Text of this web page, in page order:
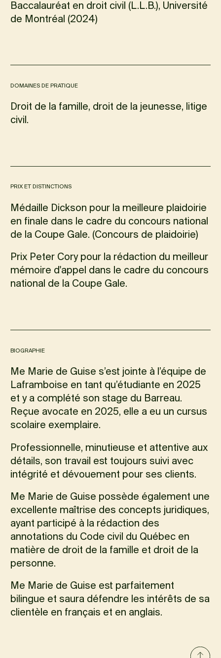
Baccalauréat en droit civil (L.L.B.), Université
de Montréal (2024)
DOMAINES DE PRATIQUE
Droit de la famille, droit de la jeunesse, litige
civil.
PRIX ET DISTINCTIONS
Médaille Dickson pour la meilleure plaidoirie
en finale dans le cadre du concours national
de la Coupe Gale. (Concours de plaidoirie)
Prix Peter Cory pour la rédaction du meilleur
mémoire d'appel dans le cadre du concours
national de la Coupe Gale.
BIOGRAPHIE
Me Marie de Guise s’est jointe à l’équipe de
Laframboise en tant qu’étudiante en 2025
et y a complété son stage du Barreau.
Reçue avocate en 2025, elle a eu un cursus
scolaire exemplaire.
Professionnelle, minutieuse et attentive aux
détails, son travail est toujours suivi avec
intégrité et dévouement pour ses clients.
Me Marie de Guise possède également une
excellente maîtrise des concepts juridiques,
ayant participé à la rédaction des
annotations du Code civil du Québec en
matière de droit de la famille et droit de la
personne.
Me Marie de Guise est parfaitement
bilingue et saura défendre les intérêts de sa
clientèle en français et en anglais.